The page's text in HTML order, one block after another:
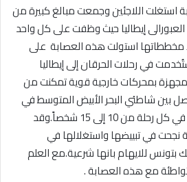
استغلت اللاجئين وجمعت مبالغ كبيرة من
إيطاليا حيث وظفت على كل واحد
مخططاتها استولت هذه العصابة على
في رحلات الحرقان إلى إيطاليا
بمحركات خارجية قوية تمكنت من
بين شاطئي البحر الأبيض المتوسط في
غضون ساعات قليلة حاملة في كل رحلة من 10 إلى 15 شخصاً.وقد
في تبييضها واستغلالها في
بتونس للايهام بانها شرعية.مع العلم
مع هذه العصابة .